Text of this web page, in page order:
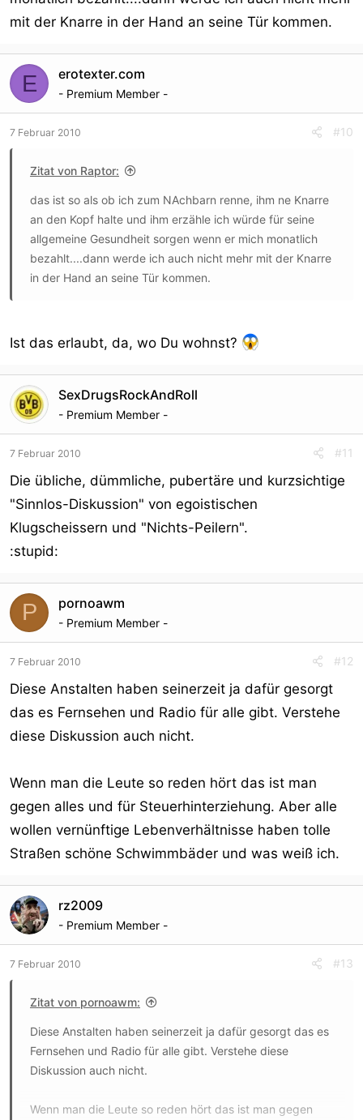
mit der Knarre in der Hand an seine Tür kommen.
E erotexter.com
- Premium Member -
7 Februar 2010 #10
Zitat von Raptor:
das ist so als ob ich zum NAchbarn renne, ihm ne Knarre
an den Kopf halte und ihm erzähle ich würde für seine
allgemeine Gesundheit sorgen wenn er mich monatlich
bezahlt....dann werde ich auch nicht mehr mit der Knarre
in der Hand an seine Tür kommen.
Ist das erlaubt, da, wo Du wohnst?
SexDrugsRockAndRoll
- Premium Member -
7 Februar 2010 #11
Die übliche, dümmliche, pubertäre und kurzsichtige
"Sinnlos-Diskussion" von egoistischen
Klugscheissern und "Nichts-Peilern".
:stupid:
P pornoawm
- Premium Member -
7 Februar 2010 #12
Diese Anstalten haben seinerzeit ja dafür gesorgt
das es Fernsehen und Radio für alle gibt. Verstehe
diese Diskussion auch nicht.
Wenn man die Leute so reden hört das ist man
gegen alles und für Steuerhinterziehung. Aber alle
wollen vernünftige Lebenverhältnisse haben tolle
Straßen schöne Schwimmbäder und was weiß ich.
rz2009
- Premium Member -
7 Februar 2010 #13
Zitat von pornoawm:
Diese Anstalten haben seinerzeit ja dafür gesorgt das es
Fernsehen und Radio für alle gibt. Verstehe diese
Diskussion auch nicht.
Wenn man die Leute so reden hört das ist man gegen